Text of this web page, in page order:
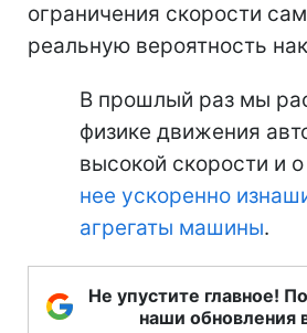
ограничения скорости
реальную вероятность
В прошлый раз мы
физике движения
высокой скорости и
нее ускоренно
агрегаты машины.
Не упустите главное!
наши обновления